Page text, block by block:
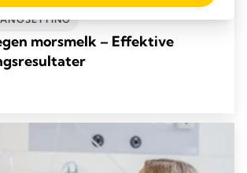
morsmelk – Effektive